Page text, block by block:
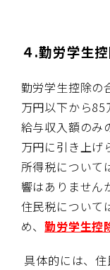
４.勤労学生
勤労学生控除の
万円以下から85
給与収入額のみ
万円に引き上げ
所得税について
響はありません
住民税について
め、勤労学生控
具体的には、